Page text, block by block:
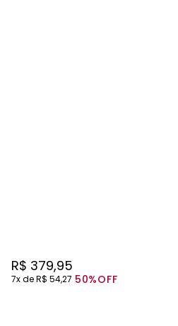
R$ 379,95
7 R$ 54,27 50%OFF